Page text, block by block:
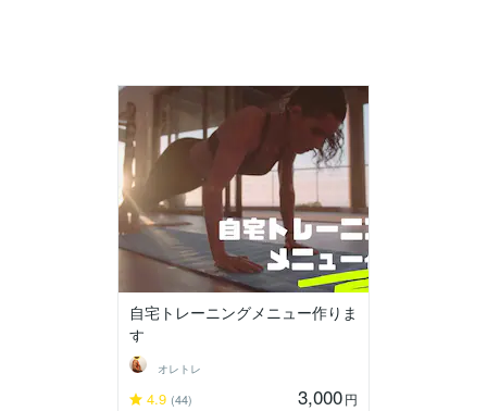
自宅トレーニングメニュー作りま
す
オレトレ
4.9 (44) 3,000円